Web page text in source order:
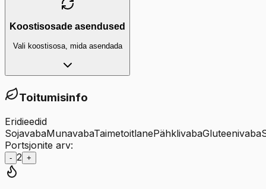
Koostisosade asendused
Vali koostisosa, mida asendada
Toitumisinfo
Eridieedid
SojavabaMunavabaTaimetoitlanePähklivabaGluteenivaba
Portsjonite arv:
- 2 +